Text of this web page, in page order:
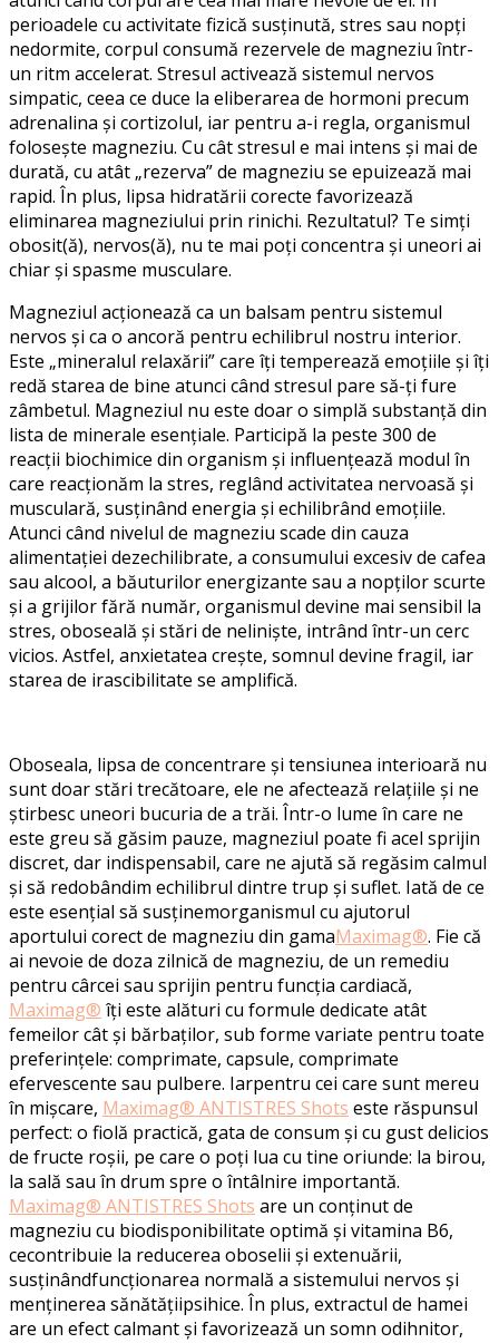
perioadele cu activitate fizică susținută, stres sau nopți
nedormite, corpul consumă rezervele de magneziu într-
un ritm accelerat. Stresul activează sistemul nervos
simpatic, ceea ce duce la eliberarea de hormoni precum
adrenalina și cortizolul, iar pentru a-i regla, organismul
folosește magneziu. Cu cât stresul e mai intens și mai de
durată, cu atât „rezerva” de magneziu se epuizează mai
rapid. În plus, lipsa hidratării corecte favorizează
eliminarea magneziului prin rinichi. Rezultatul? Te simți
obosit(ă), nervos(ă), nu te mai poți concentra și uneori ai
chiar și spasme musculare.
Magneziul acționează ca un balsam pentru sistemul
nervos și ca o ancoră pentru echilibrul nostru interior.
Este „mineralul relaxării” care îți temperează emoțiile și îți
redă starea de bine atunci când stresul pare să-ți fure
zâmbetul. Magneziul nu este doar o simplă substanță din
lista de minerale esențiale. Participă la peste 300 de
reacții biochimice din organism și influențează modul în
care reacționăm la stres, reglând activitatea nervoasă și
musculară, susținând energia și echilibrând emoțiile.
Atunci când nivelul de magneziu scade din cauza
alimentației dezechilibrate, a consumului excesiv de cafea
sau alcool, a băuturilor energizante sau a nopților scurte
și a grijilor fără număr, organismul devine mai sensibil la
stres, oboseală și stări de neliniște, intrând într-un cerc
vicios. Astfel, anxietatea crește, somnul devine fragil, iar
starea de irascibilitate se amplifică.
Oboseala, lipsa de concentrare și tensiunea interioară nu
sunt doar stări trecătoare, ele ne afectează relațiile și ne
știrbesc uneori bucuria de a trăi. Într-o lume în care ne
este greu să găsim pauze, magneziul poate fi acel sprijin
discret, dar indispensabil, care ne ajută să regăsim calmul
și să redobândim echilibrul dintre trup și suflet. Iată de ce
este esențial să susținemorganismul cu ajutorul
aportului corect de magneziu din gamaMaximag®. Fie că
ai nevoie de doza zilnică de magneziu, de un remediu
pentru cârcei sau sprijin pentru funcția cardiacă,
Maximag® îți este alături cu formule dedicate atât
femeilor cât și bărbaților, sub forme variate pentru toate
preferințele: comprimate, capsule, comprimate
efervescente sau pulbere. Iarpentru cei care sunt mereu
în mișcare, Maximag® ANTISTRES Shots este răspunsul
perfect: o fiolă practică, gata de consum și cu gust delicios
de fructe roșii, pe care o poți lua cu tine oriunde: la birou,
la sală sau în drum spre o întâlnire importantă.
Maximag® ANTISTRES Shots are un conținutde
magneziu cu biodisponibilitate optimă și vitamina B6,
cecontribuie la reducerea oboselii și extenuării,
susținândfuncționarea normală a sistemului nervos și
menținerea sănătățiipsihice. În plus, extractul de hamei
are un efect calmant și favorizează un somn odihnitor,